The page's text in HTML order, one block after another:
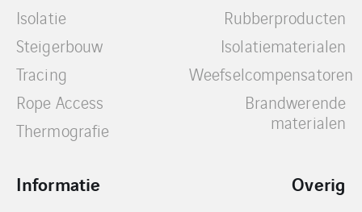
Isolatie
Steigerbouw
Tracing
Rope Access
Thermografie
Rubberproducten
Isolatiematerialen
Weefselcompensatoren
Brandwerende
materialen
Informatie Overig